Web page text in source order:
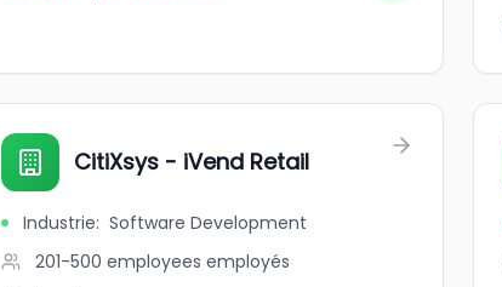
CitiXsys - iVend Retail
Industrie: Software Development
201-500 employees employés